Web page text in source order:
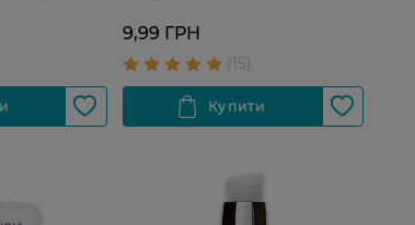
типів ​​шкіри 1 шт
9,99 ГРН